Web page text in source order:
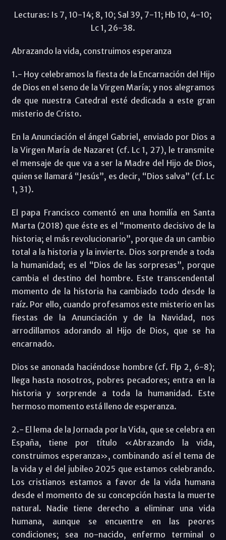
Lecturas: Is 7, 10-14; 8, 10; Sal 39, 7-11; Hb 10, 4-10;
Lc 1, 26-38.
Abrazando la vida, construimos esperanza
1.- Hoy celebramos la fiesta de la Encarnación del Hijo
de Dios en el seno de la Virgen María; y nos alegramos
de que nuestra Catedral esté dedicada a este gran
misterio de Cristo.
En la Anunciación el ángel Gabriel, enviado por Dios a
la Virgen María de Nazaret (cf. Lc 1, 27), le transmite
el mensaje de que va a ser la Madre del Hijo de Dios,
quien se llamará “Jesús”, es decir, “Dios salva” (cf. Lc
1, 31).
El papa Francisco comentó en una homilía en Santa
Marta (2018) que éste es el “momento decisivo de la
historia; el más revolucionario”, porque da un cambio
total a la historia y la invierte. Dios sorprende a toda
la humanidad; es el “Dios de las sorpresas”, porque
cambia el destino del hombre. Este transcendental
momento de la historia ha cambiado todo desde la
raíz. Por ello, cuando profesamos este misterio en las
fiestas de la Anunciación y de la Navidad, nos
arrodillamos adorando al Hijo de Dios, que se ha
encarnado.
Dios se anonada haciéndose hombre (cf. Flp 2, 6-8);
llega hasta nosotros, pobres pecadores; entra en la
historia y sorprende a toda la humanidad. Este
hermoso momento está lleno de esperanza.
2.- El lema de la Jornada por la Vida, que se celebra en
España, tiene por título «Abrazando la vida,
construimos esperanza», combinando así el tema de
la vida y el del jubileo 2025 que estamos celebrando.
Los cristianos estamos a favor de la vida humana
desde el momento de su concepción hasta la muerte
natural. Nadie tiene derecho a eliminar una vida
humana, aunque se encuentre en las peores
condiciones; sea no-nacido, enfermo terminal o